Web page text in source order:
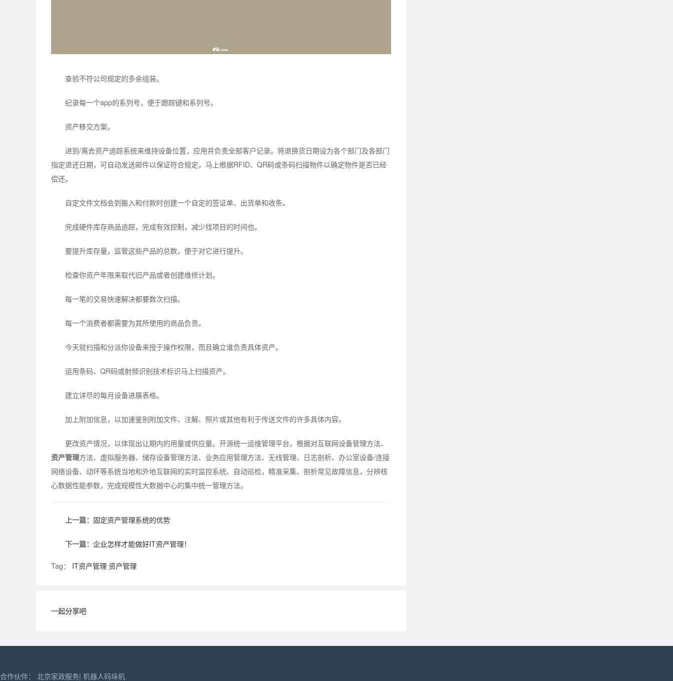
查验不符公司规定的多余组装。
纪录每一个app的系列号，便于跟踪键和系列号。
资产移交方案。
进到/离去资产追踪系统来维持设备位置，应用并负责全部客户记录。将退换货日期设为各个部门及各部门
指定退还日期，可自动发送邮件以保证符合规定。马上根据RFID、QR码或条码扫描物件以确定物件是否已经
偿还。
自定文件文档会到搬入和付款时创建一个自定的签证单、出货单和收条。
完成硬件库存商品追踪，完成有效控制，减少找项目的时间也。
要提升库存量，监管这些产品的总数，便于对它进行提升。
检查你资产年限来取代旧产品或者创建维修计划。
每一笔的交易快速解决都要数次扫描。
每一个消费者都需要为其所使用的商品负责。
今天就扫描和分派你设备来授于操作权限，而且确立谁负责具体资产。
运用条码、QR码或射频识别技术标识马上扫描资产。
建立详尽的每月设备进展表格。
加上附加信息，以加速鉴别附加文件、注解、照片或其他有利于传送文件的许多具体内容。
更改资产情况，以体现出让期内的用量或供应量。开源统一运维管理平台，根据对互联网设备管理方法、
资产管理方法、虚拟服务器、储存设备管理方法、业务应用管理方法、无线管理、日志剖析、办公室设备/连接
网络设备、动环等系统当地和外地互联网的实时监控系统、自动巡检，精准采集、剖析常见故障信息，分辨核
心数据性能参数，完成规模性大数据中心的集中统一管理方法。
上一篇： 固定资产管理系统的优势
下一篇： 企业怎样才能做好IT资产管理！
Tag： IT资产管理 资产管理
一起分享吧
合作伙伴： 北京家政服务| 机器人码垛机